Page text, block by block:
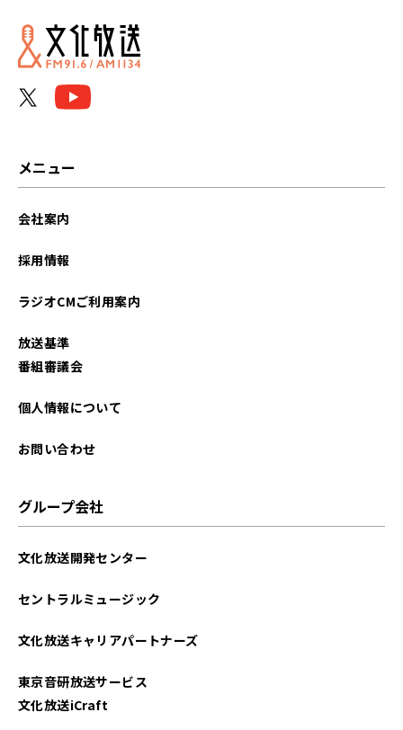
メニュー
会社案内
採用情報
ラジオCMご利用案内
放送基準
番組審議会
個人情報について
お問い合わせ
グループ会社
文化放送開発センター
セントラルミュージック
文化放送キャリアパートナーズ
東京音研放送サービス
文化放送iCraft